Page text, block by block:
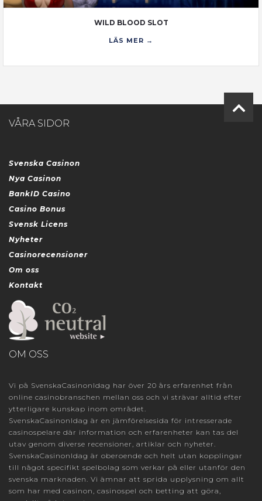
WILD BLOOD SLOT
LÄS MER →
VÅRA SIDOR
Svenska Casinon
Nya Casinon
BankID Casino
Casino Bonus
Svensk Licens
Nyheter
Casinorecensioner
Om oss
Kontakt
OM OSS
Vi på SvenskaCasinonIdag har över 20 års erfarenhet från
online casinobranschen mellan oss och vi strävar alltid efter
ytterligare kunskap inom området.
SvenskaCasinonIdag är en jämförelsesida för intresserade
casinospelare där information och erfarenheter kan tas del
utav genom diverse recensioner, artiklar och nyheter.
SvenskaCasinonIdag är oberoende och helt utan kopplingar
till något specifikt spelbolag som verkar på eller utanför den
svenska marknaden. Vi ämnar att sprida upplysning om allt
som har med casinon, casinospel och betting att göra,